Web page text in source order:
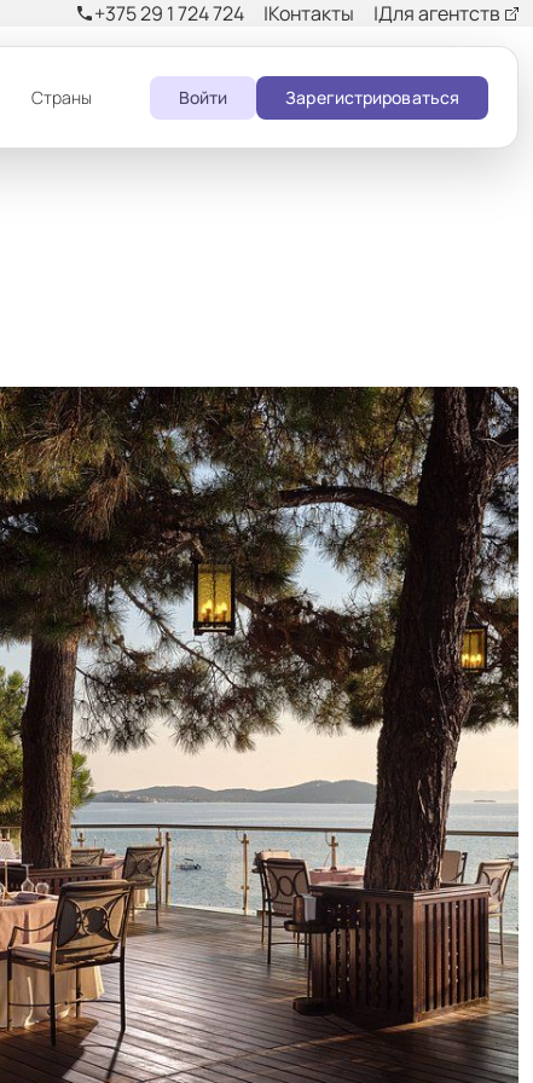
phone+375 29 1 724 724 Контакты Для агентств
Страны Войти Зарегистрироваться